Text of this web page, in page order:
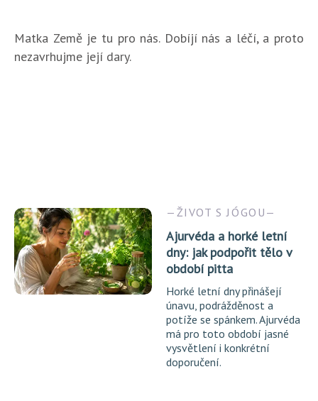
Matka Země je tu pro nás. Dobíjí nás a léčí, a proto
nezavrhujme její dary.
ŽIVOT S JÓGOU
Ajurvéda a horké letní
dny: jak podpořit tělo v
období pitta
Horké letní dny přinášejí
únavu, podrážděnost a
potíže se spánkem. Ajurvéda
má pro toto období jasné
vysvětlení i konkrétní
doporučení.